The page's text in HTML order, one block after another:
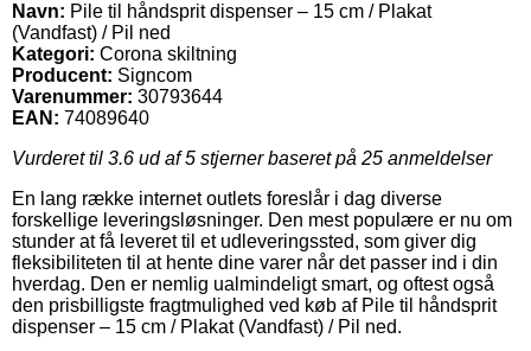
Navn: Pile til håndsprit dispenser – 15 cm / Plakat
(Vandfast) / Pil ned
Kategori: Corona skiltning
Producent: Signcom
Varenummer: 30793644
EAN: 74089640
Vurderet til 3.6 ud af 5 stjerner baseret på 25 anmeldelser
En lang række internet outlets foreslår i dag diverse
forskellige leveringsløsninger. Den mest populære er nu om
stunder at få leveret til et udleveringssted, som giver dig
fleksibiliteten til at hente dine varer når det passer ind i din
hverdag. Den er nemlig ualmindeligt smart, og oftest også
den prisbilligste fragtmulighed ved køb af Pile til håndsprit
dispenser – 15 cm / Plakat (Vandfast) / Pil ned.